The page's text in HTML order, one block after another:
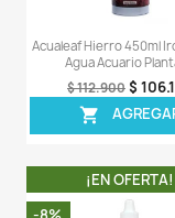
¡EN
-6%